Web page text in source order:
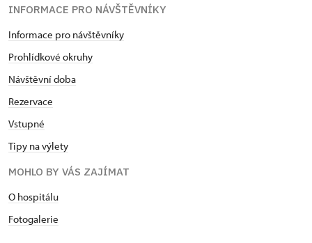
INFORMACE PRO NÁVŠTĚVNÍKY
Informace pro návštěvníky
Prohlídkové okruhy
Návštěvní doba
Rezervace
Vstupné
Tipy na výlety
MOHLO BY VÁS ZAJÍMAT
O hospitálu
Fotogalerie